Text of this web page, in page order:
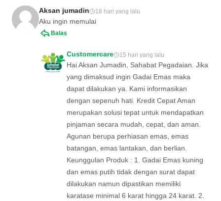
Aksan jumadin 18 hari yang lalu
Aku ingin memulai
Balas
Customercare 15 hari yang lalu
Hai Aksan Jumadin, Sahabat Pegadaian. Jika
yang dimaksud ingin Gadai Emas maka
dapat dilakukan ya. Kami informasikan
dengan sepenuh hati. Kredit Cepat Aman
merupakan solusi tepat untuk mendapatkan
pinjaman secara mudah, cepat, dan aman.
Agunan berupa perhiasan emas, emas
batangan, emas lantakan, dan berlian.
Keunggulan Produk : 1. Gadai Emas kuning
dan emas putih tidak dengan surat dapat
dilakukan namun dipastikan memiliki
karatase minimal 6 karat hingga 24 karat. 2.